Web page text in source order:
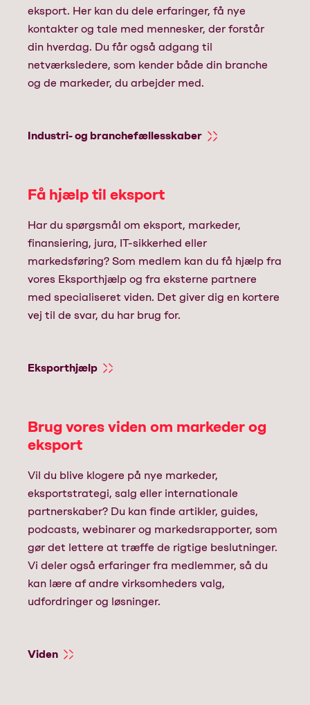
eksport. Her kan du dele erfaringer, få nye
kontakter og tale med mennesker, der forstår
din hverdag. Du får også adgang til
netværksledere, som kender både din branche
og de markeder, du arbejder med.
Industri- og branchefællesskaber
Få hjælp til eksport
Har du spørgsmål om eksport, markeder,
finansiering, jura, IT-sikkerhed eller
markedsføring? Som medlem kan du få hjælp fra
vores Eksporthjælp og fra eksterne partnere
med specialiseret viden. Det giver dig en kortere
vej til de svar, du har brug for.
Eksporthjælp
Brug vores viden om markeder og
eksport
Vil du blive klogere på nye markeder,
eksportstrategi, salg eller internationale
partnerskaber? Du kan finde artikler, guides,
podcasts, webinarer og markedsrapporter, som
gør det lettere at træffe de rigtige beslutninger.
Vi deler også erfaringer fra medlemmer, så du
kan lære af andre virksomheders valg,
udfordringer og løsninger.
Viden